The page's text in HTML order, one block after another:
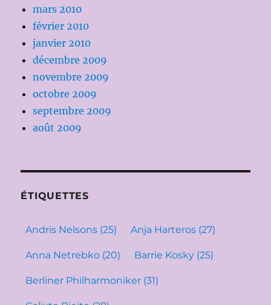
mars 2010
février 2010
janvier 2010
décembre 2009
novembre 2009
octobre 2009
septembre 2009
août 2009
ÉTIQUETTES
Andris Nelsons (25) Anja Harteros (27)
Anna Netrebko (20) Barrie Kosky (25)
Berliner Philharmoniker (31)